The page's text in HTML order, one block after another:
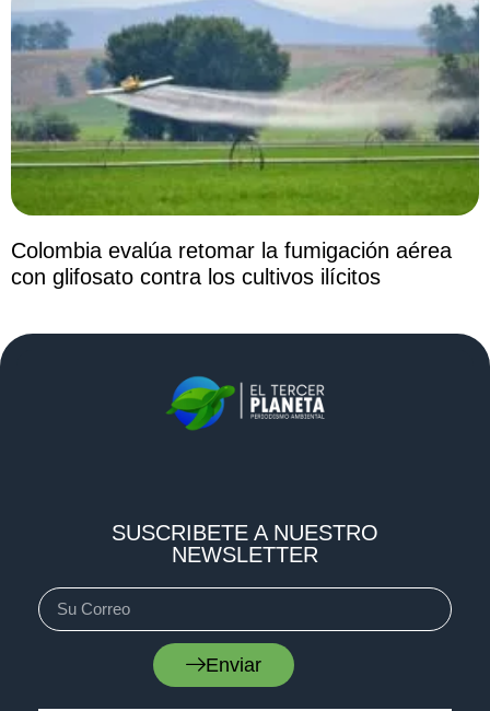
Colombia evalúa retomar la fumigación aérea
con glifosato contra los cultivos ilícitos
SUSCRIBETE A NUESTRO
NEWSLETTER
Enviar